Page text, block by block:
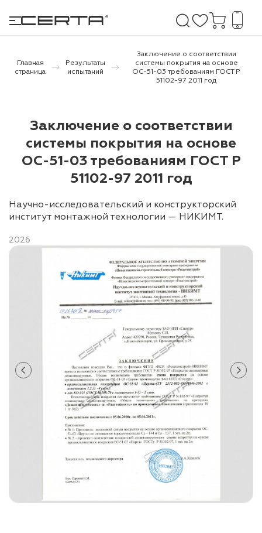
бетону,
металлу
Главная
страница
Результаты
испытаний
Заключение о соответствии
системы покрытия на основе
ОС-51-03 требованиям ГОСТ Р
51102-97 2011 год
Заключение о соответствии
системы покрытия на основе
ОС-51-03 требованиям ГОСТ Р
51102-97 2011 год
Научно-исследовательский и конструкторский
институт монтажной технологии — НИКИМТ.
2026